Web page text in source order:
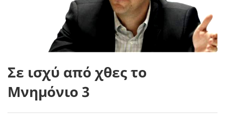
Σε ισχύ από χθες τo
Μνημόνιο 3